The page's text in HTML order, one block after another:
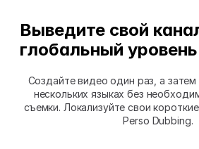
Выведите свой
глобальный уровень
Создайте видео один раз, а затем
нескольких языках без
съемки. Локализуйте свои
Perso Dubbing.